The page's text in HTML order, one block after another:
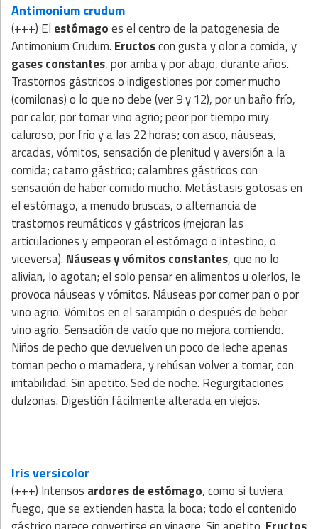
Antimonium crudum
(+++) El estómagoes el centro de la patogenesia de
Antimonium Crudum. Eructoscon gusta y olor a comida, y
gases constantes, por arriba y por abajo, durante años.
Trastornos gástricos o indigestiones por comer mucho
(comilonas) o lo que no debe (ver 9 y 12), por un baño frío,
por calor, por tomar vino agrio; peor por tiempo muy
caluroso, por frío y a las 22 horas; con asco, náuseas,
arcadas, vómitos, sensación de plenitud y aversión a la
comida; catarro gástrico; calambres gástricos con
sensación de haber comido mucho. Metástasis gotosas en
el estómago, a menudo bruscas, o alternancia de
trastornos reumáticos y gástricos (mejoran las
articulaciones y empeoran el estómago o intestino, o
viceversa). Náuseas y vómitos constantes, que no lo
alivian, lo agotan; el solo pensar en alimentos u olerlos, le
provoca náuseas y vómitos. Náuseas por comer pan o por
vino agrio. Vómitos en el sarampión o después de beber
vino agrio. Sensación de vacío que no mejora comiendo.
Niños de pecho que devuelven un poco de leche apenas
toman pecho o mamadera, y rehúsan volver a tomar, con
irritabilidad. Sin apetito. Sed de noche. Regurgitaciones
dulzonas. Digestión fácilmente alterada en viejos.
Iris versicolor
(+++) Intensos ardores de estómago, como si tuviera
fuego, que se extienden hasta la boca; todo el contenido